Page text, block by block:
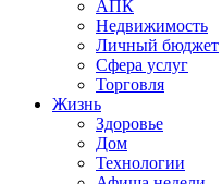
АПК
Недвижимость
Личный бюджет
Сфера услуг
Торговля
Жизнь
Здоровье
Дом
Технологии